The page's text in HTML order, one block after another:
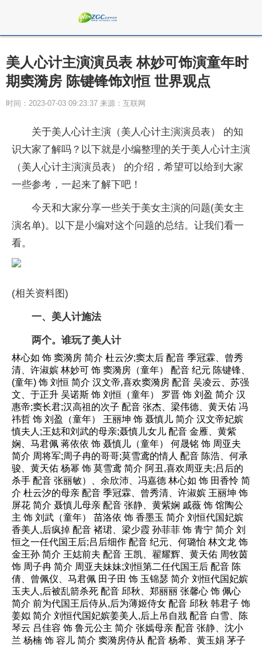
美人心计主演演员表 林妙可饰演童年时
期窦漪房 陈键锋饰刘恒 世界观点
时间：2023-07-03 09:23:37 来源：互联网
关于美人心计主演（美人心计主演演员表） 的知
识大家了解吗？以下就是小编整理的关于美人心计主演
（美人心计主演演员表） 的介绍，希望可以给到大家
一些参考，一起来了解下吧！
今天和大家分享一些关于美女主演的问题(美女主
演名单)。以下是小编对这个问题的总结。让我们看一
看。
(相关资料图)
一、美人计施法
两个。谁玩了美人计
林心如 饰 窦漪房 简介 杜云汐;窦太后 配音 季冠霖、曾秀
清、许淑嫔 林妙可 饰 窦漪房（童年） 配音 纪元 陈键锋、
(童年) 饰 刘恒 简介 汉文帝,喜欢窦漪房 配音 吴凌云、苏强
文、于正升 吴诺斯 饰 刘恒（童年） 罗晋 饰 刘盈 简介 汉
惠帝;窦长君;汉高祖的次子 配音 张杰、梁伟德、黄天佑 冯
祎哲 饰 刘盈（童年） 王丽坤 饰 聂慎儿 简介 汉文帝妃嫔
慎夫人;王娡和刘武的母亲;聂慎儿女儿 配音 金雁、黄紫
娴、马君佩 蒋依依 饰 聂慎儿（童年） 何晟铭 饰 周亚夫
简介 周将军;周子冉的哥哥;莫雪鸢的情人 配音 陈浩、何承
骏、黄天佑 杨幂 饰 莫雪鸢 简介 阿丑,喜欢周亚夫;吕后的
杀手 配音 张丽敏）、余欣沛、冯嘉德 林心如 饰 田香怜 简
介 杜云汐的母亲 配音 季冠霖、曾秀清、许淑嫔 王丽坤 饰
屏花 简介 聂慎儿母亲 配音 张静、黄紫娴 戚薇 饰 馆陶公
主 饰 刘武（童年） 苗洛依 饰 香墨玉 简介 刘恒代国妃嫔
香美人,后疯掉 配音 褚珺、梁少霞 孙菲菲 饰 青宁 简介 刘
恒之一任代国王后;吕后细作 配音 纪元、何璐怡 林文龙 饰
金王孙 简介 王娡前夫 配音 王凯、翟耀辉、黄天佑 周牧茵
饰 周子冉 简介 周亚夫妹妹;刘恒第二任代国王后 配音 陈
倩、曾佩仪、马君佩 田子田 饰 玉锦瑟 简介 刘恒代国妃嫔
玉夫人,后被乱箭杀死 配音 邱秋、郑丽丽 张馨心 饰 佩心
简介 前为代国王后侍从,后为薄姬侍女 配音 邱秋 韩君子 饰
姜姒 简介 刘恒代国妃嫔姜美人,后上吊自戕 配音 白雪、陈
琴云 吕佳容 饰 鲁元公主 简介 张嫣母亲 配音 张静、沈小
兰 杨楠 饰 容儿 简介 窦漪房侍从 配音 杨希、黄玉娟 茅子